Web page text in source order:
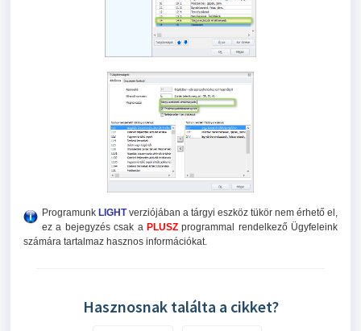
Programunk LIGHTverziójában a tárgyi eszköz tükör nem érhető el,
ez a bejegyzés csak a PLUSZprogrammal rendelkező Ügyfeleink
számára tartalmaz hasznos információkat.
Hasznosnak találta a cikket?